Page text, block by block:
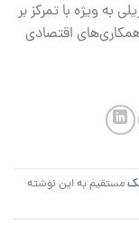
به ویژه با تمرکز بر
اقتصادی
مستقیم به این نوشته